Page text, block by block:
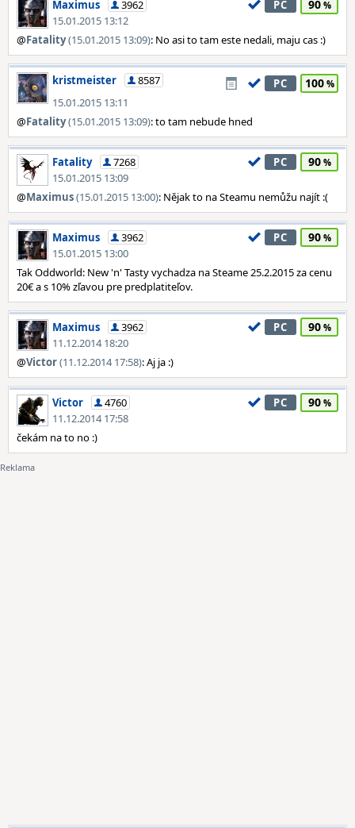
Maximus
3962
15.01.2015 13:12
PC 90
@Fatality(15.01.2015 13:09): No asi to tam este nedali, maju cas :)
kristmeister
8587
15.01.2015 13:11
PC 100
@Fatality(15.01.2015 13:09): to tam nebude hned
Fatality
7268
15.01.2015 13:09
PC 90
@Maximus(15.01.2015 13:00): Nějak to na Steamu nemůžu najít :(
Maximus
3962
15.01.2015 13:00
PC 90
Tak Oddworld: New 'n' Tasty vychadza na Steame 25.2.2015 za cenu
20€ a s 10% zľavou pre predplatiteľov.
Maximus
3962
11.12.2014 18:20
PC 90
@Victor(11.12.2014 17:58): Aj ja :)
Victor
4760
11.12.2014 17:58
PC 90
čekám na to no :)